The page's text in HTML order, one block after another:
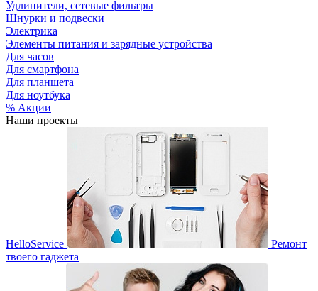
Удлинители, сетевые фильтры
Шнурки и подвески
Электрика
Элементы питания и зарядные устройства
Для часов
Для смартфона
Для планшета
Для ноутбука
% Акции
Наши проекты
HelloService
Ремонт
твоего гаджета